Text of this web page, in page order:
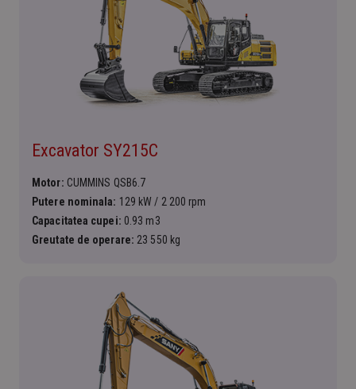
Excavator SY215C
Motor: CUMMINS QSB6.7
Putere nominala: 129 kW / 2 200 rpm
Capacitatea cupei: 0.93 m3
Greutate de operare: 23 550 kg